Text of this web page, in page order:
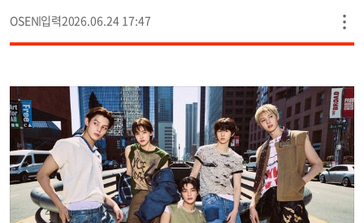
OSEN 2026.06.24 17:47